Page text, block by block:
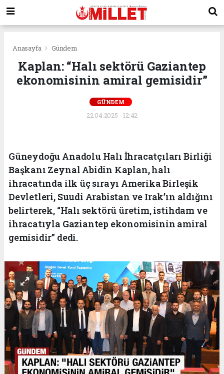
Anasayfa Gündem
Kaplan: “Halı sektörü Gaziantep
ekonomisinin amiral gemisidir”
GÜNDEM
22.04.2025 - 12:42
Güneydoğu Anadolu Halı İhracatçıları Birliği
Başkanı Zeynal Abidin Kaplan, halı
ihracatında ilk üç sırayı Amerika Birleşik
Devletleri, Suudi Arabistan ve Irak’ın aldığını
belirterek, “Halı sektörü üretim, istihdam ve
ihracatıyla Gaziantep ekonomisinin amiral
gemisidir” dedi.